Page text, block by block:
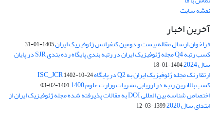
نقشه سایت
آخرین اخبار
فراخوان ارسال مقاله بیست و دومین کنفرانس ژئوفیزیک ایران1405-01-31
کسب رتبه Q4 مجله ژئوفیزیک ایران در رتبه بندی پایگاه رده بندی SJR در پایان
سال 2024 1404-01-18
ارتقا رنک مجله ژئوفیزیک ایران به Q2 در پایگاه ISC_JCR 1402-10-24
کسب بالاترین رتبه در ارزیابی نشریات وزارت علوم 1400 1401-02-03
اختصاص شناسه بین المللی DOI به مقالات پذیرفته شده مجله ژئوفیزیک ایران از
ابتدای سال 2020 1399-03-12